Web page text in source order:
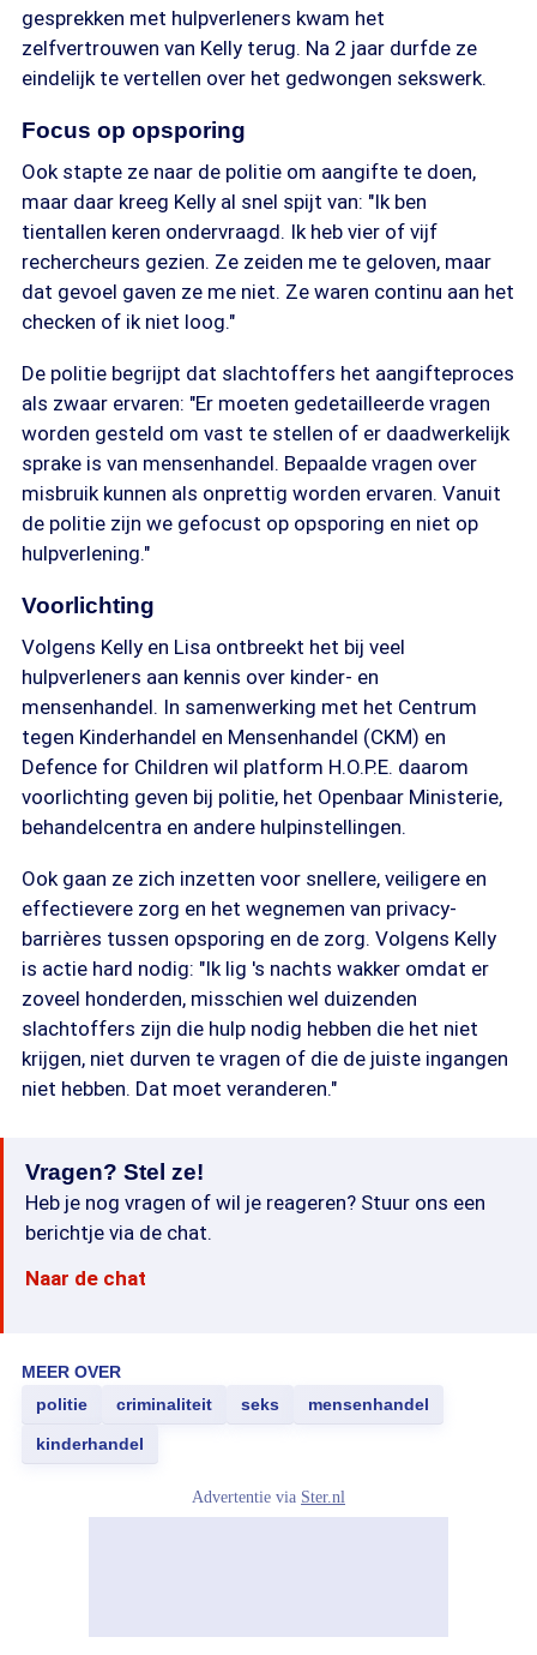
gesprekken met hulpverleners kwam het
zelfvertrouwen van Kelly terug. Na 2 jaar durfde ze
eindelijk te vertellen over het gedwongen sekswerk.
Focus op opsporing
Ook stapte ze naar de politie om aangifte te doen,
maar daar kreeg Kelly al snel spijt van: "Ik ben
tientallen keren ondervraagd. Ik heb vier of vijf
rechercheurs gezien. Ze zeiden me te geloven, maar
dat gevoel gaven ze me niet. Ze waren continu aan het
checken of ik niet loog."
De politie begrijpt dat slachtoffers het aangifteproces
als zwaar ervaren: "Er moeten gedetailleerde vragen
worden gesteld om vast te stellen of er daadwerkelijk
sprake is van mensenhandel. Bepaalde vragen over
misbruik kunnen als onprettig worden ervaren. Vanuit
de politie zijn we gefocust op opsporing en niet op
hulpverlening."
Voorlichting
Volgens Kelly en Lisa ontbreekt het bij veel
hulpverleners aan kennis over kinder- en
mensenhandel. In samenwerking met het Centrum
tegen Kinderhandel en Mensenhandel (CKM) en
Defence for Children wil platform H.O.P.E. daarom
voorlichting geven bij politie, het Openbaar Ministerie,
behandelcentra en andere hulpinstellingen.
Ook gaan ze zich inzetten voor snellere, veiligere en
effectievere zorg en het wegnemen van privacy-
barrières tussen opsporing en de zorg. Volgens Kelly
is actie hard nodig: "Ik lig 's nachts wakker omdat er
zoveel honderden, misschien wel duizenden
slachtoffers zijn die hulp nodig hebben die het niet
krijgen, niet durven te vragen of die de juiste ingangen
niet hebben. Dat moet veranderen."
Vragen? Stel ze!
Heb je nog vragen of wil je reageren? Stuur ons een
berichtje via de chat.
Naar de chat
MEER OVER
politie
criminaliteit seks mensenhandel
kinderhandel
Advertentie via Ster.nl